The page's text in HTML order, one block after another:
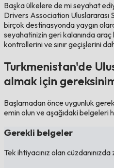
Başka ülkelere de mi seyahat
Drivers Association Uluslararası
birçok destinasyonda yaygın
seyahatinizin geri kalanında
kontrollerini ve sınır geçişlerini
Turkmenistan'de
almak için
Başlamadan önce uygunluk
emin olun ve aşağıdaki belgeleri
Gerekli belgeler
Tek ihtiyacınız olan